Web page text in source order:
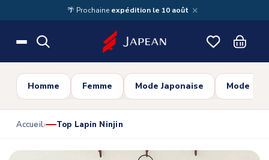
Skip to main content🌴 Prochaine expédition le 10 août ×
Homme Femme Mode Japonaise Mode
Accueil Top Lapin Ninjin